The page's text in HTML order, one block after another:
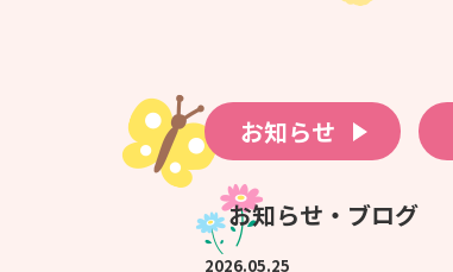
お知らせ
お知らせ・ブログ
2026.05.25